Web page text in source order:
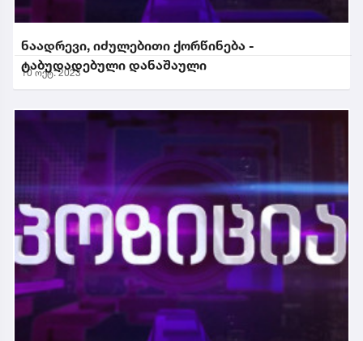
ნაადრევი, იძულებითი ქორწინება -
ტაბუდადებული დანაშაული
10 ოქტ. 2023